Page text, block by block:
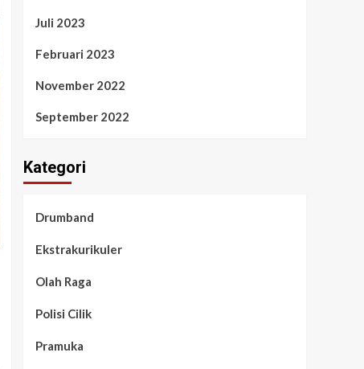
Juli 2023
Februari 2023
November 2022
September 2022
Kategori
Drumband
Ekstrakurikuler
Olah Raga
Polisi Cilik
Pramuka